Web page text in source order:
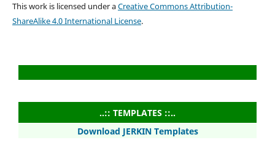
This work is licensed under aCreative Commons Attribution-
ShareAlike 4.0 International License.
..:: TEMPLATES ::..
Download JERKIN Templates